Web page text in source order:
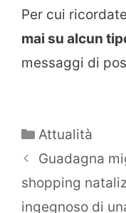
Per cui
mai su alcun
messaggi di
Categorie
Attualità
Guadagna
shopping
ingegnoso di